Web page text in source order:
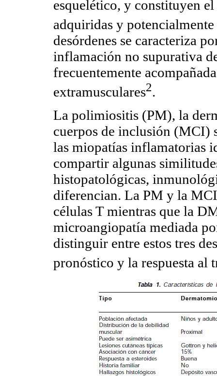
esquelético, y constituyen
adquiridas y
desórdenes se caracteriza
inflamación no supurativa
frecuentemente
extramusculares2.
La polimiositis (PM), la
cuerpos de inclusión (MCI)
las miopatías inflamatorias
compartir algunas
histopatológicas,
diferencian. La PM y la
células T mientras que la
microangiopatía mediada
distinguir entre estos tres
pronóstico y la respuesta al